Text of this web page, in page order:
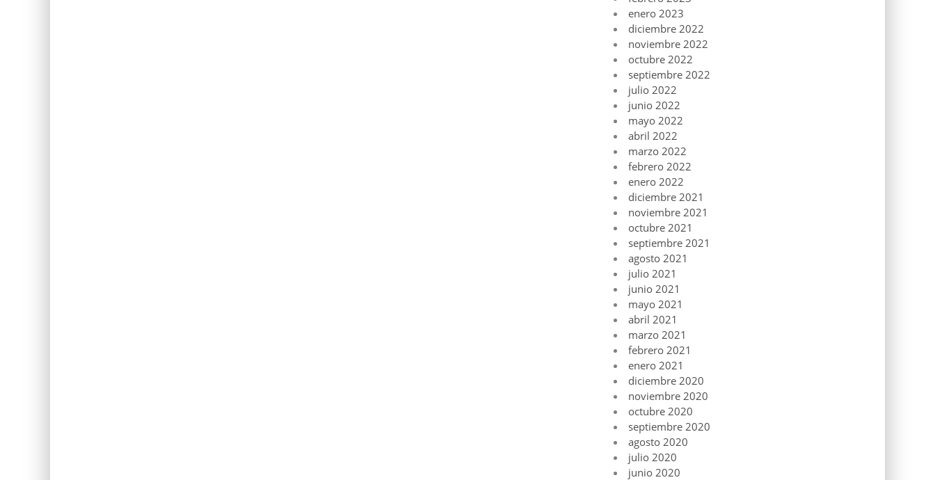
enero 2023
diciembre 2022
noviembre 2022
octubre 2022
septiembre 2022
julio 2022
junio 2022
mayo 2022
abril 2022
marzo 2022
febrero 2022
enero 2022
diciembre 2021
noviembre 2021
octubre 2021
septiembre 2021
agosto 2021
julio 2021
junio 2021
mayo 2021
abril 2021
marzo 2021
febrero 2021
enero 2021
diciembre 2020
noviembre 2020
octubre 2020
septiembre 2020
agosto 2020
julio 2020
junio 2020